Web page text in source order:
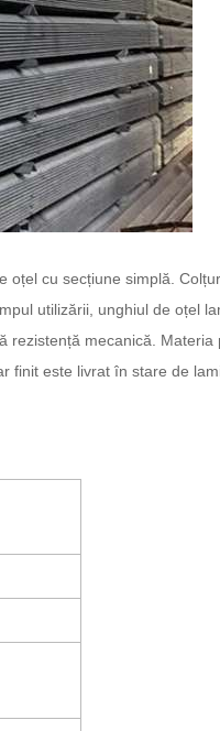
oțel cu secțiune simplă.
utilizării, unghiul de oțel
rezistență mecanică. Materia
finit este livrat în stare de